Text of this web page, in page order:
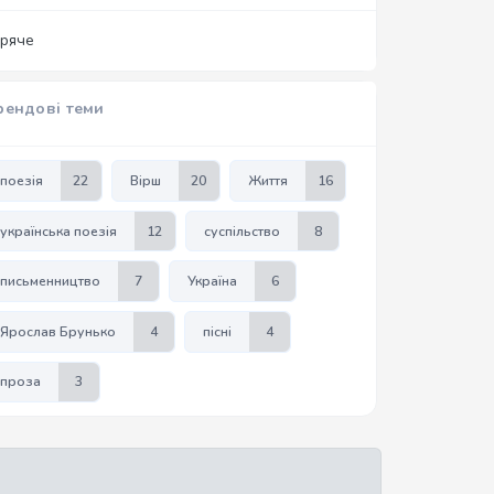
теми
поезія 22 Вірш 20 Життя 16
українська поезія 12 суспільство 8
письменництво 7 Україна 6
Ярослав Брунько 4 пісні 4
проза 3